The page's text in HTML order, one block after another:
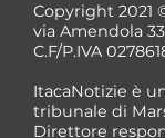
Copyright 2021
via Amendola
C.F/P.IVA
ItacaNotizie è
tribunale di
Direttore